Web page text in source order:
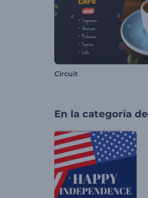
Circuit
En la categoría de